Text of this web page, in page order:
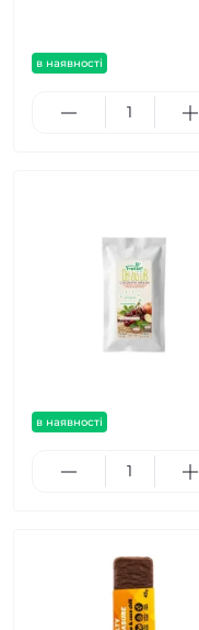
в наявності
в наявності